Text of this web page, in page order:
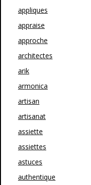
appliques
appraise
approche
architectes
arik
armonica
artisan
artisanat
assiette
assiettes
astuces
authentique